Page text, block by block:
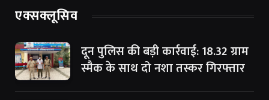
एक्सक्लूसिव
दून पुलिस की बड़ी कार्रवाई: 18.32 ग्राम
स्मैक के साथ दो नशा तस्कर गिरफ्तार